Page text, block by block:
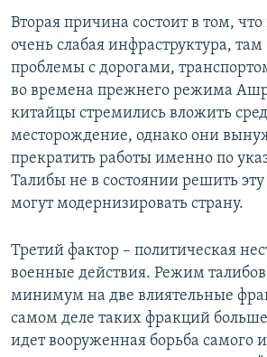
Вторая причина состоит в том,
очень слабая инфраструктура,
проблемы с дорогами,
во времена прежнего режима
китайцы стремились вложить
месторождение, однако они
прекратить работы именно по
Талибы не в состоянии решить
могут модернизировать страну.
Третий фактор – политическая
военные действия. Режим талибов
минимум на две влиятельные
самом деле таких фракций
идет вооруженная борьба самого